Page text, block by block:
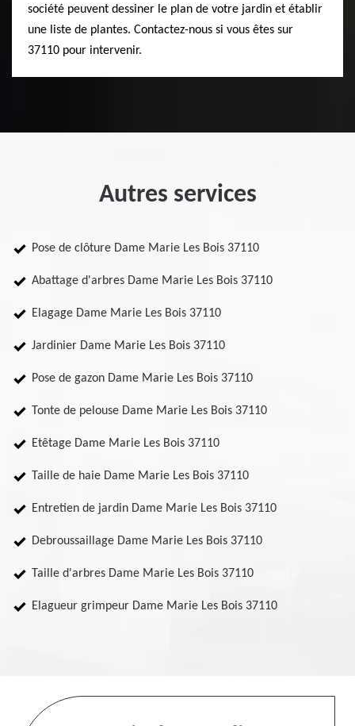
société peuvent dessiner le plan de votre jardin et établir
une liste de plantes. Contactez-nous si vous êtes sur
37110 pour intervenir.
Autres services
Pose de clôture Dame Marie Les Bois 37110
Abattage d'arbres Dame Marie Les Bois 37110
Elagage Dame Marie Les Bois 37110
Jardinier Dame Marie Les Bois 37110
Pose de gazon Dame Marie Les Bois 37110
Tonte de pelouse Dame Marie Les Bois 37110
Etêtage Dame Marie Les Bois 37110
Taille de haie Dame Marie Les Bois 37110
Entretien de jardin Dame Marie Les Bois 37110
Debroussaillage Dame Marie Les Bois 37110
Taille d'arbres Dame Marie Les Bois 37110
Elagueur grimpeur Dame Marie Les Bois 37110